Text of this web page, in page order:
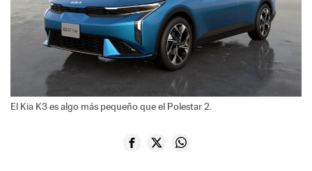
El Kia K3 es algo más pequeño que el Polestar 2.